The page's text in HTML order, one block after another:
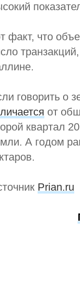
факт, что
говорить о
от
квартал
А годом
Prian.ru